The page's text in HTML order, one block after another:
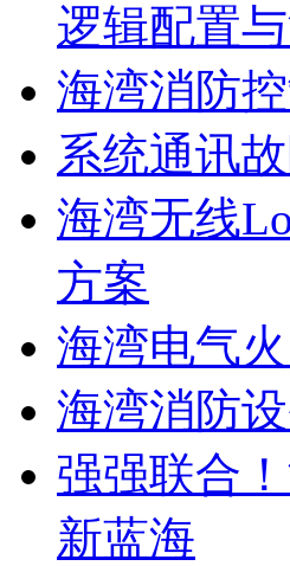
逻辑配置
海湾消防
系统通讯
海湾无线
方案
海湾电气
海湾消防
强强联合
新蓝海